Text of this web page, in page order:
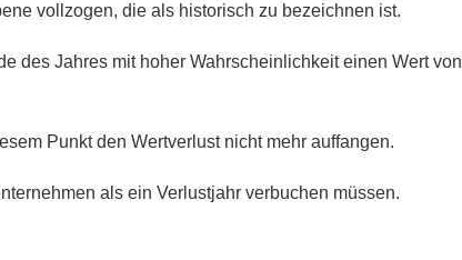
vollzogen, die als historisch zu bezeichnen ist.
des Jahres mit hoher Wahrscheinlichkeit einen Wert von
Punkt den Wertverlust nicht mehr auffangen.
als ein Verlustjahr verbuchen müssen.